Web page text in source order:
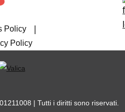
Policy |
Policy
| Tutti i diritti sono riservati.